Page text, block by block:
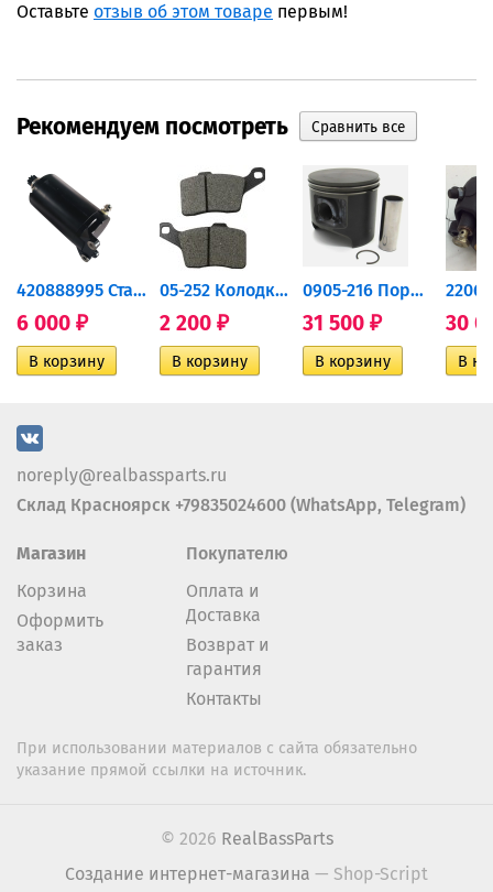
Оставьте отзыв об этом товаре первым!
Рекомендуем посмотреть
420888995 Стартер для...
6 000 ₽
05-252 Колодки тормозные...
2 200 ₽
0905-216 Поршень Arctic Cat...
31 500 ₽ 30
noreply@realbassparts.ru
Склад Красноярск +79835024600 (WhatsApp, Telegram)
Магазин
Корзина
Оформить
заказ
Покупателю
Оплата и
Доставка
Возврат и
гарантия
Контакты
При использовании материалов с сайта обязательно
указание прямой ссылки на источник.
© 2026 RealBassParts
Создание интернет-магазина — Shop-Script